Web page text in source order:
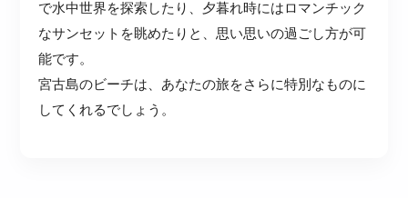
で水中世界を探索したり、夕暮れ時にはロマンチック
なサンセットを眺めたりと、思い思いの過ごし方が可
能です。
宮古島のビーチは、あなたの旅をさらに特別なものに
してくれるでしょう。